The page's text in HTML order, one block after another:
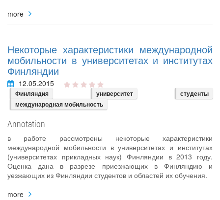
more
Некоторые характеристики международной
мобильности в университетах и институтах
Финляндии
12.05.2015
Финляндия университет
студенты
международная мобильность
Annotation
в работе рассмотрены некоторые характеристики
международной мобильности в университетах и институтах
(университетах прикладных наук) Финляндии в 2013 году.
Оценка дана в разрезе приезжающих в Финляндию и
уезжающих из Финляндии студентов и областей их обучения.
more